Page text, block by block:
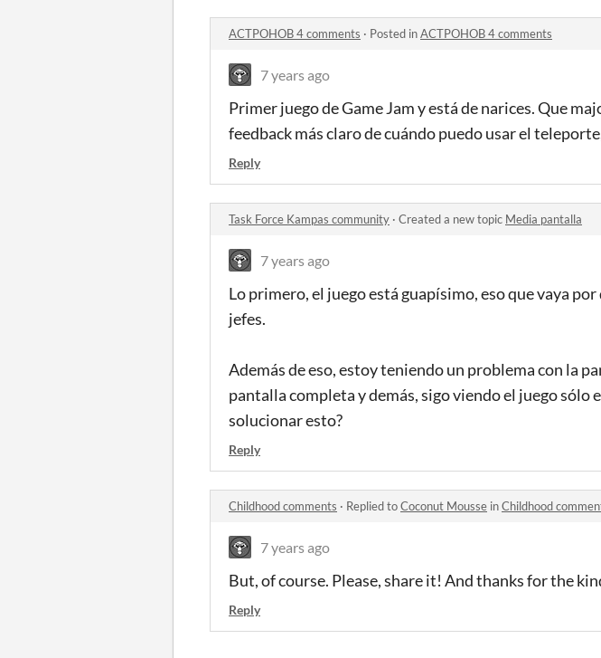
ACTPOHOB 4 comments · Posted inACTPOHOB 4 comments
7 years ago
Primer juego de Game Jam y está de narices. Que
feedback más claro de cuándo puedo usar el
Reply
Task Force Kampas community · Created a new topic Media pantalla
7 years ago
Lo primero, el juego está guapísimo, eso que vaya
jefes.
Además de eso, estoy teniendo un problema con la
pantalla completa y demás, sigo viendo el juego sólo
solucionar esto?
Reply
Childhood comments · Replied toCoconut Mousse inChildhood
7 years ago
But, of course. Please, share it! And thanks for the
Reply